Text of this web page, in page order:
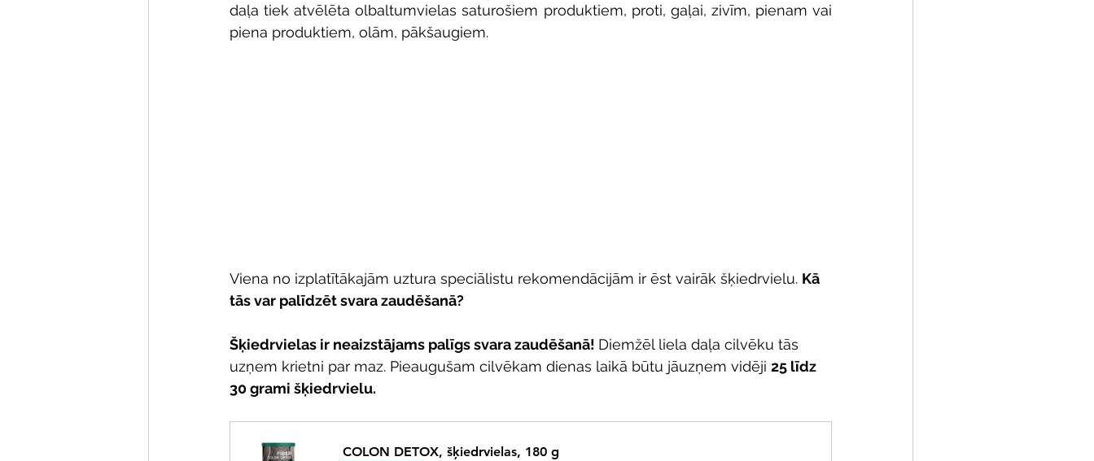
daļa tiek atvēlēta olbaltumvielas saturošiem produktiem, proti, gaļai, zivīm, pienam vai
piena produktiem, olām, pākšaugiem.
Viena no izplatītākajām uztura speciālistu rekomendācijām ir ēst vairāk šķiedrvielu. Kā
tās var palīdzēt svara zaudēšanā?
Šķiedrvielas ir neaizstājams palīgs svara zaudēšanā! Diemžēl liela daļa cilvēku tās
uzņem krietni par maz. Pieaugušam cilvēkam dienas laikā būtu jāuzņem vidēji 25 līdz
30 grami šķiedrvielu.
COLON DETOX, šķiedrvielas, 180 g